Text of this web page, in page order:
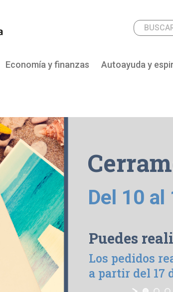
Economía y finanzas Autoayuda y
Del 10 al
Los pedidos
a partir del 17
Puedes